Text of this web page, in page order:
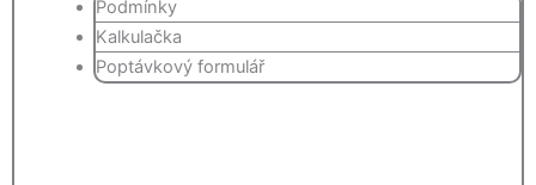
Podmínky
Kalkulačka
Poptávkový formulář